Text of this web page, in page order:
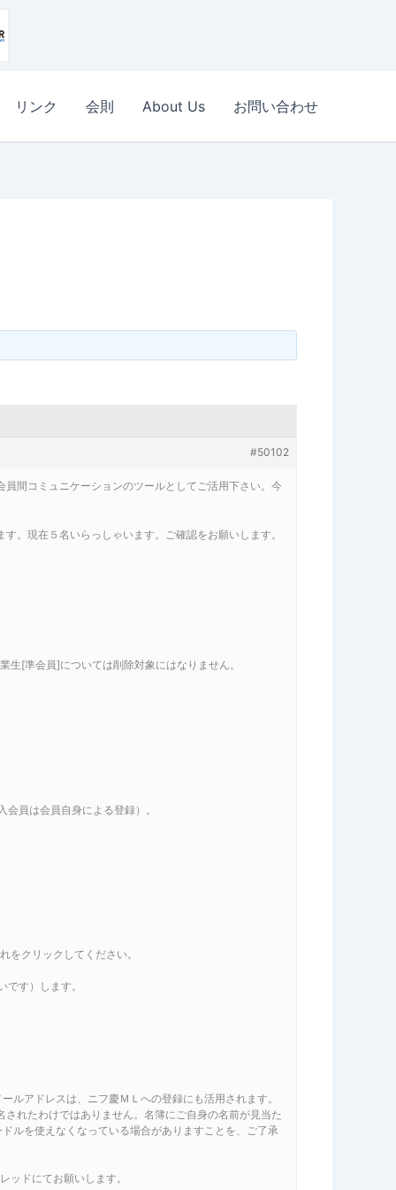
リンク 会則 About Us お問い合わせ
#50102
間コミュニケーションのツールとしてご活用下さい。今
。現在５名いらっしゃいます。ご確認をお願いします。
[準会員]については削除対象にはなりません。
員は会員自身による登録）。
クリックしてください。
す）します。
ルアドレスは、ニフ慶ＭＬへの登録にも活用されます。
れたわけではありません。名簿にご自身の名前が見当た
ルを使えなくなっている場合がありますことを、ご了承
ッドにてお願いします。